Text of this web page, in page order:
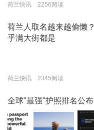
荷兰快讯 2256阅读
荷兰人取名越来越偷懒
乎满大街都是
荷兰快讯 2345阅读
全球"最强"护照排名公